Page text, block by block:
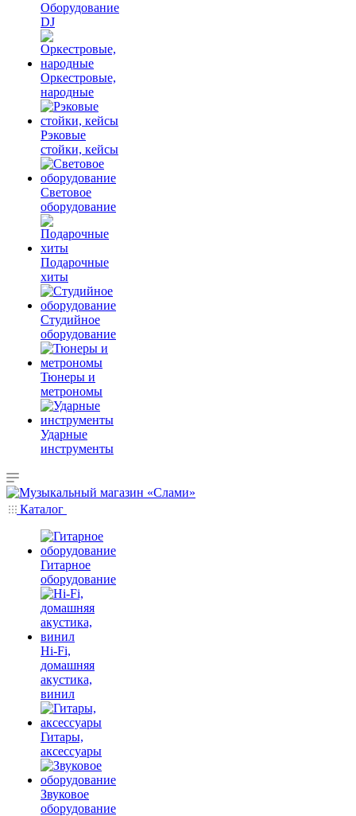
Оборудование
DJ
Оркестровые,
народные
Рэковые
стойки, кейсы
Световое
оборудование
Подарочные
хиты
Студийное
оборудование
Тюнеры и
метрономы
Ударные
инструменты
Каталог
Гитарное
оборудование
Hi-Fi,
домашняя
акустика,
винил
Гитары,
аксессуары
Звуковое
оборудование